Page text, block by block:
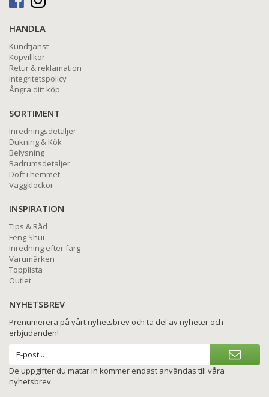
HANDLA
Kundtjänst
Köpvillkor
Retur & reklamation
Integritetspolicy
Ångra ditt köp
SORTIMENT
Inredningsdetaljer
Dukning & Kök
Belysning
Badrumsdetaljer
Doft i hemmet
Väggklockor
INSPIRATION
Tips & Råd
Feng Shui
Inredning efter färg
Varumärken
Topplista
Outlet
NYHETSBREV
Prenumerera på vårt nyhetsbrev och ta del av nyheter och
erbjudanden!
De uppgifter du matar in kommer endast användas till våra
nyhetsbrev.